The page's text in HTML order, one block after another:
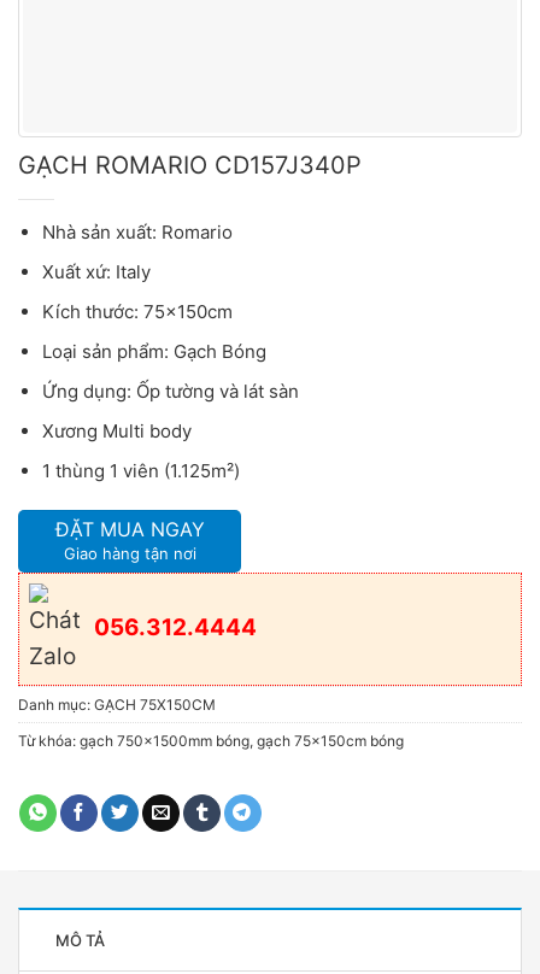
GẠCH ROMARIO CD157J340P
Nhà sản xuất: Romario
Xuất xứ: Italy
Kích thước: 75x150cm
Loại sản phẩm: Gạch Bóng
Ứng dụng: Ốp tường và lát sàn
Xương Multi body
1 thùng 1 viên (1.125m²)
ĐẶT MUA NGAY
Giao hàng tận nơi
056.312.4444
Danh mục: GẠCH 75X150CM
Từ khóa: gạch 750x1500mm bóng, gạch 75x150cm bóng
MÔ TẢ